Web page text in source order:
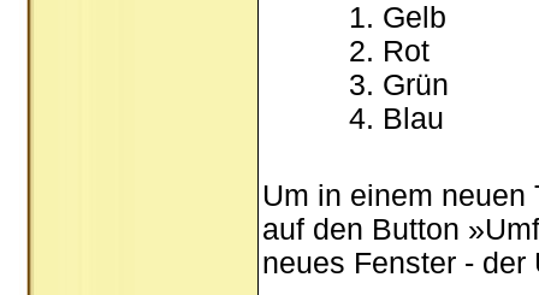
Gelb
Rot
Grün
Blau
Um in einem
auf den Button
neues Fenster - der